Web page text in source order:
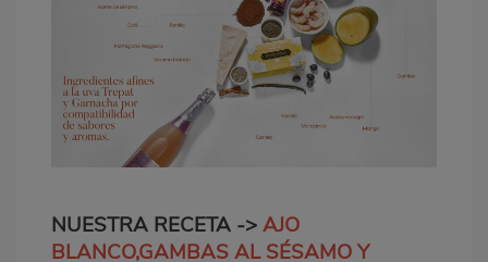
NUESTRA RECETA ->AJO
BLANCO,GAMBAS AL SÉSAMO Y